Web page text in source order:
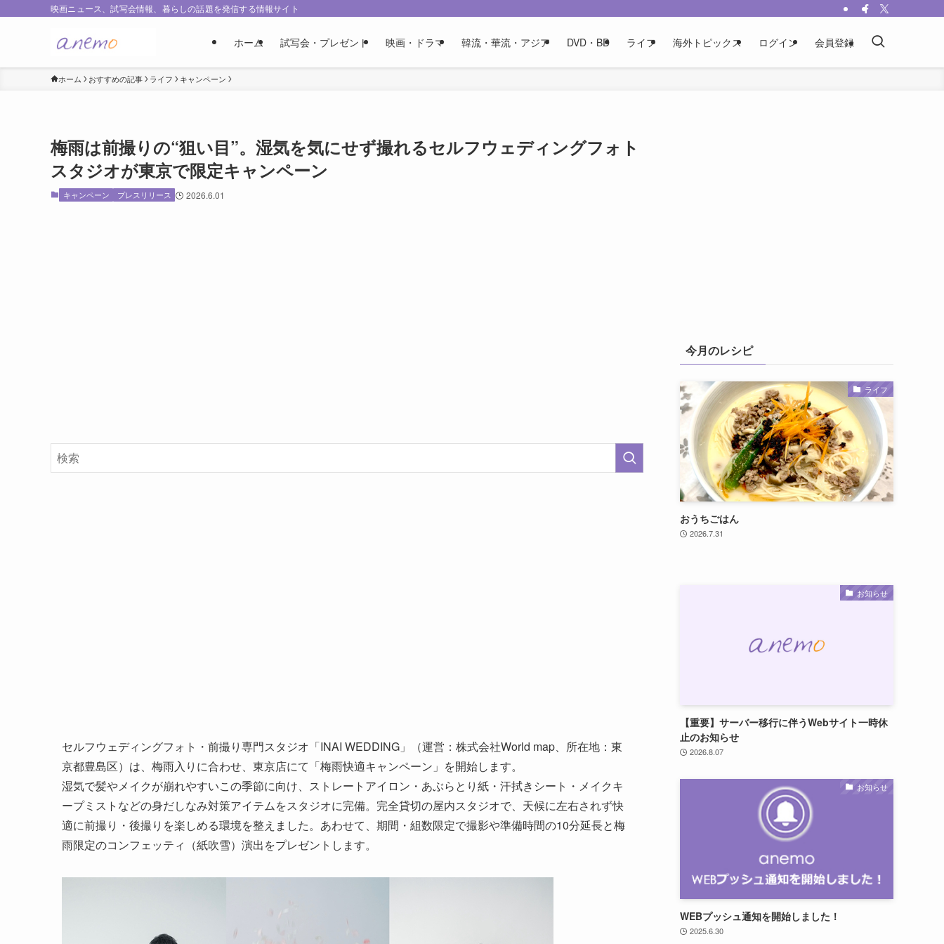
映画ニュース、試写会情報、暮らしの話題を発信する情報サイト
ホーム 試写会・プレゼント 映画・ドラマ 韓流・華流・アジア DVD・BD ライフ 海外トピックス ログイン 会員登録
ホーム おすすめの記事 ライフ キャンペーン
梅雨は前撮りの“狙い目”。湿気を気にせず撮れるセルフウェディングフォト
スタジオが東京で限定キャンペーン
キャンペーン プレスリリース 2026.6.01
セルフウェディングフォト・前撮り専門スタジオ「INAI WEDDING」（運営：株式会社World map、所在地：東
京都豊島区）は、梅雨入りに合わせ、東京店にて「梅雨快適キャンペーン」を開始します。
湿気で髪やメイクが崩れやすいこの季節に向け、ストレートアイロン・あぶらとり紙・汗拭きシート・メイクキ
ープミストなどの身だしなみ対策アイテムをスタジオに完備。完全貸切の屋内スタジオで、天候に左右されず快
適に前撮り・後撮りを楽しめる環境を整えました。あわせて、期間・組数限定で撮影や準備時間の10分延長と梅
雨限定のコンフェッティ（紙吹雪）演出をプレゼントします。
今月のレシピ
ライフ
おうちごはん
2026.7.31
お知らせ
【重要】サーバー移行に伴うWebサイト一時休
止のお知らせ
2026.8.07
お知らせ
WEBプッシュ通知を開始しました！
2025.6.30